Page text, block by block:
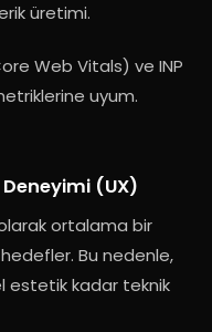
üretimi.
Web Vitals) ve INP
uyum.
Deneyimi (UX)
ortalama bir
hedefler. Bu nedenle,
estetik kadar teknik